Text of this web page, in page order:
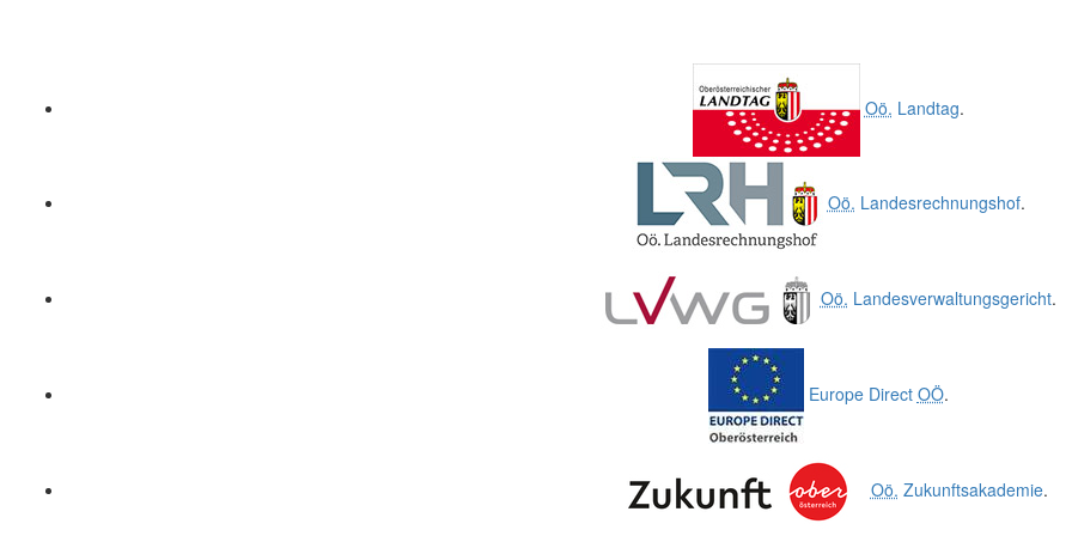
Oö. Landtag.
Oö. Landesrechnungshof.
Oö. Landesverwaltungsgericht.
Europe Direct OÖ.
Oö. Zukunftsakademie.